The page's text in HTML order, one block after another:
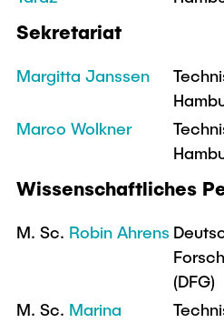
Lehre und Lernen
Best Practices Lehre
Hochschuldidaktik - ZLL
Lehre im europäischen
WorkINGLab / Makerspace
„Biobasierte Prozesse und
Forschung und Institute
Studienbereich FIT
Sekretariat
Margitta Janssen
Marco Wolkner
Wissenschaftliches
M. Sc. Robin Ahrens
(DFG)
M. Sc. Marina